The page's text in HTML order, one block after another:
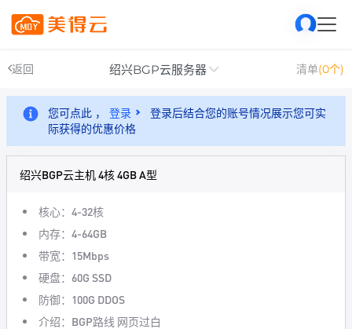
返回 绍兴BGP云服务器 清单(0个)
您可点此 ， 登录
登录后结合您的账号情况展示您可实
际获得的优惠价格
绍兴BGP云主机 4核 4GB A型
核心：4-32核
内存：4-64GB
带宽：15Mbps
硬盘：60G SSD
防御：100G DDOS
介绍：BGP路线 网页过白